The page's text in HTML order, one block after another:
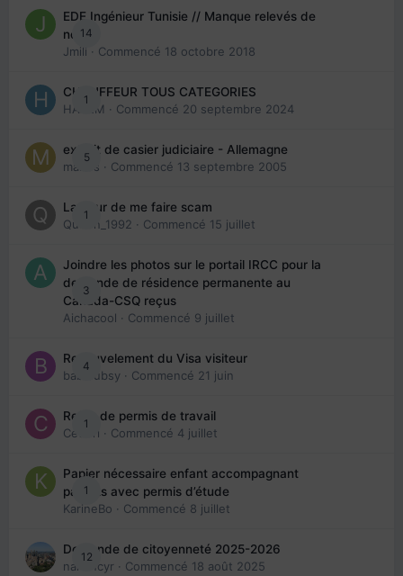
14
EDE Ingénieur Tunisie // Manque relevés de
note
Jmili · Commencé 18 octobre 2018
1
CHAUFFEUR TOUS CATEGORIES
HAZEM · Commencé 20 septembre 2024
5
extrait de casier judiciaire - Allemagne
maries · Commencé 13 septembre 2005
1
La peur de me faire scam
Queen_1992 · Commencé 15 juillet
3
Joindre les photos sur le portail IRCC pour la
demande de résidence permanente au
Canada-CSQ reçus
Aichacool · Commencé 9 juillet
4
Renouvelement du Visa visiteur
babibubsy · Commencé 21 juin
1
Refus de permis de travail
Cedbri · Commencé 4 juillet
1
Papier nécessaire enfant accompagnant
parents avec permis d’étude
KarineBo · Commencé 8 juillet
12
Demande de citoyenneté 2025-2026
nanancyr · Commencé 18 août 2025